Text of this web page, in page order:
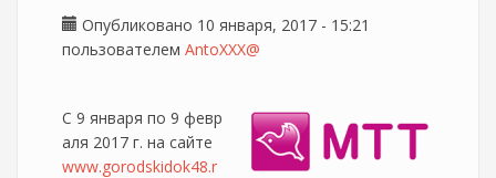
Опубликовано 10 января, 2017 - 15:21
пользователем AntoXXX@
С 9 января по 9 февр
аля 2017 г. на сайте
www.gorodskidok48.r